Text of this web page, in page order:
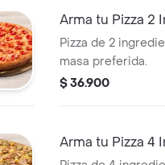
Arma tu Pizza 2
Pizza de 2
masa preferida.
$ 36.900
Arma tu Pizza 4